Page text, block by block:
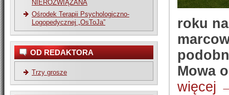
NIEROZWIĄZANA
Ośrodek Terapii Psychologiczno-
Logopedycznej „OsToJa”
OD REDAKTORA
Trzy grosze
roku
Mowa
więcej